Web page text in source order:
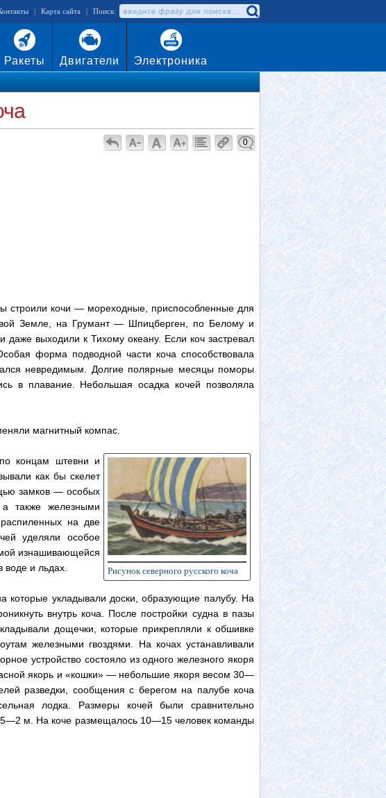
| Карта сайта | Поиск:
Ракеты Двигатели Электроника
0
кочи — мореходные, приспособленные для
Земле, на Грумант — Шпицберген, по Белому и
даже выходили к Тихому океану. Если коч застревал
форма подводной части коча способствовала
невредимым. Долгие полярные месяцы поморы
в плавание. Небольшая осадка кочей позволяла
магнитный компас.
Рисунок северного русского коча
концам штевни и
как бы скелет
замков — особых
также железными
на две
уделяли особое
изнашивающейся
и льдах.
укладывали доски, образующие палубу. На
внутрь коча. После постройки судна в пазы
дощечки, которые прикрепляли к обшивке
железными гвоздями. На кочах устанавливали
устройство состояло из одного железного якоря
якорь и «кошки» — небольшие якоря весом 30—
разведки, сообщения с берегом на палубе коча
лодка. Размеры кочей были сравнительно
м. На коче размещалось 10—15 человек команды